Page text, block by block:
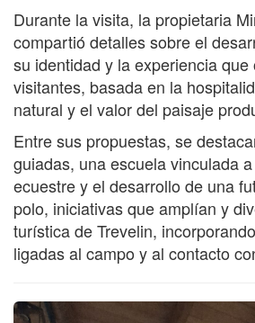
Durante la visita, la propietaria
compartió detalles sobre el
su identidad y la experiencia que
visitantes, basada en la
natural y el valor del paisaje
Entre sus propuestas, se
guiadas, una escuela vinculada
ecuestre y el desarrollo de una
polo, iniciativas que amplían y
turística de Trevelin,
ligadas al campo y al contacto